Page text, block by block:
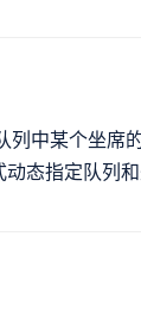
列中某个坐席
态指定队列